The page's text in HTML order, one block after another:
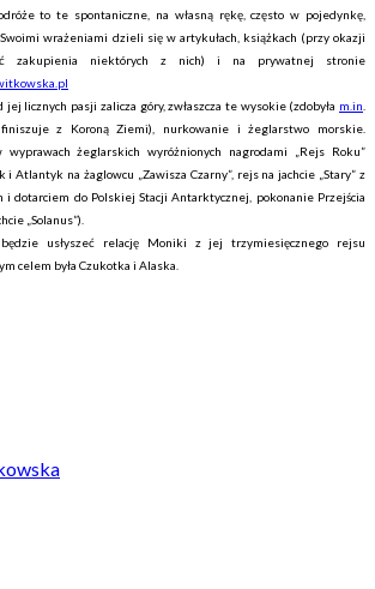
to te spontaniczne, na własną rękę, często w pojedynkę,
wrażeniami dzieli się w artykułach, książkach (przy okazji
zakupienia niektórych z nich) i na prywatnej stronie
jej licznych pasji zalicza góry, zwłaszcza te wysokie (zdobyła m.in
z Koroną Ziemi), nurkowanie i żeglarstwo morskie.
wyprawach żeglarskich wyróżnionych nagrodami „Rejs Roku”
i Atlantyk na żaglowcu „Zawisza Czarny”, rejs na jachcie „Stary” z
i dotarciem do Polskiej Stacji Antarktycznej, pokonanie Przejścia
„Solanus”).
usłyszeć relację Moniki z jej trzymiesięcznego rejsu
celem była Czukotka i Alaska.